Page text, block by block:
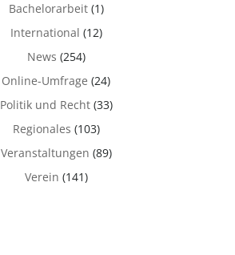
Bachelorarbeit(1)
International (12)
News (254)
Online-Umfrage (24)
Politik und Recht(33)
Regionales (103)
Veranstaltungen (89)
Verein (141)